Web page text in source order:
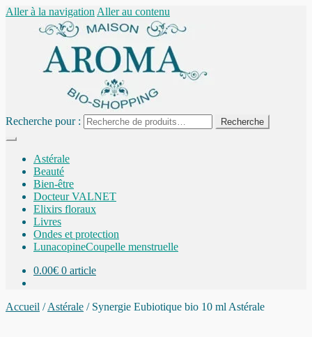
Aller à la navigation Aller au contenu
Recherche pour : Recherche
Astérale
Beauté
Bien-être
Docteur VALNET
Elixirs floraux
Livres
Ondes et protection
LunacopineCoupelle menstruelle
0.00€ 0 article
Accueil /Astérale / Synergie Eubiotique bio 10 ml Astérale